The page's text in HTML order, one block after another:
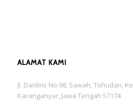
ALAMAT KAMI
Jl. Danliris No.98, Sawah, Tohudan,
Karanganyar, Jawa Tengah 57174